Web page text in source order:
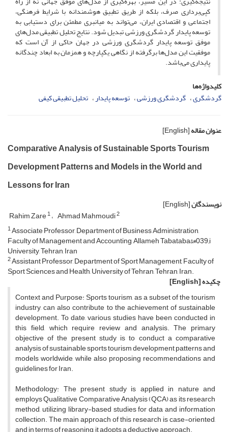
کپی‌برداری صرف، بلکه از طریق تطبیق هوشمندانه با شرایط فرهنگی،
اجتماعی و اقتصادی ایران، می‌تواند به میانبری مطمئن برای دستیابی به
توسعه پایدار گردشگری ورزشی تبدیل شود. نتایج تحلیل تطبیقی مدل‌های
موفق توسعه پایدار گردشگری ورزشی در جهان حاکی از آن است که
موفقیت این مدل‌ها برگرفته از نگاهی یکپارچه و همزمان به ابعاد چندگانه
پایداری می‌باشد.
کلیدواژه‌ها
گردشگری گردشگری ورزشی توسعه پایدار تحلیل تطبیقی کیفی
عنوان مقاله[English]
Comparative Analysis of Sustainable Sports Tourism
Development Patterns and Models in the World and
Lessons for Iran
نویسندگان[English]
Rahim Zare1 Ahmad Mahmoudi2
1Associate Professor, Department of Business Administration,
Faculty of Management and Accounting, Allameh Tabataba&#039;i
University, Tehran, Iran
2Assistant Professor, Department of Sport Management, Faculty of
Sport Sciences and Health, University of Tehran, Tehran, Iran.
چکیده[English]
Context and Purpose: Sports tourism, as a subset of the tourism
industry, can also contribute to the achievement of sustainable
development. To date, various studies have been conducted in
this field, which require review and analysis. The primary
objective of the present study is to conduct a comparative
analysis of sustainable sports tourism development patterns and
models worldwide, while also proposing recommendations and
guidelines for Iran.
Methodology: The present study is applied in nature and
employs Qualitative Comparative Analysis (QCA) as its research
method, utilizing library-based studies for data and information
collection. The main approach of this research is case-oriented,